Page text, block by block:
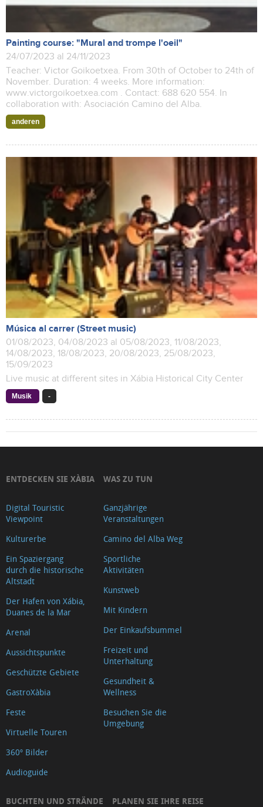
Painting course: "Mural and trompe l'oeil"
24/07/2023 al 24/11/2023
Teacher: Victor Goikoetxea. From 30th of October to 24th of
November. Duration: 4 weeks. More information:
www.victorgoikoetxea.com . Contact: 688 620 554. In
collaboration with: Asociación Camino del Alba.
anderen
Música al carrer (Street music)
01/08/2023, 04/08/2023 al 05/08/2023, 11/08/2023,
14/08/2023, 18/08/2023, 20/08/2023, 25/08/2023,
15/09/2023
Live music at different sites in Xábia Historical City Center
Musik -
ENTDECKEN SIE XÀBIA
Digital Touristic
Viewpoint
Kulturerbe
Ein Spaziergang
durch die historische
Altstadt
Der Hafen von Xábia,
Duanes de la Mar
Arenal
Aussichtspunkte
Geschützte Gebiete
GastroXàbia
Feste
Virtuelle Touren
360º Bilder
Audioguide
WAS ZU TUN
Ganzjährige
Veranstaltungen
Camino del Alba Weg
Sportliche
Aktivitäten
Kunstweb
Mit Kindern
Der Einkaufsbummel
Freizeit und
Unterhaltung
Gesundheit &
Wellness
Besuchen Sie die
Umgebung
BUCHTEN UND STRÄNDE PLANEN SIE IHRE REISE